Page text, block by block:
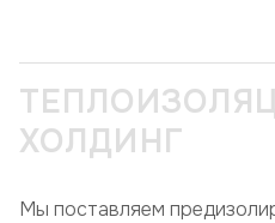
ХОЛДИНГ
Мы поставляем